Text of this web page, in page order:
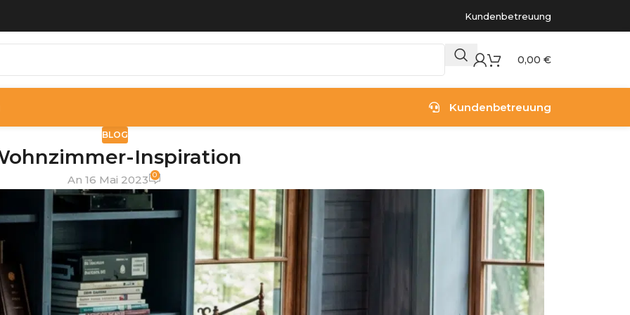
Kundenbetreuung
0,00 €
Kundenbetreuung
BLOG
Inspiration
An 16 Mai 2023 0